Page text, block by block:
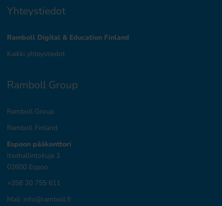
Yhteystiedot
Ramboll Digital & Education Finland
Kaikki yhteystiedot
Ramboll Group
Ramboll Group
Ramboll Finland
Espoon pääkonttori
Itsehallintokuja 3
02600 Espoo
+358 20 755 611
Mail: info@ramboll.fi